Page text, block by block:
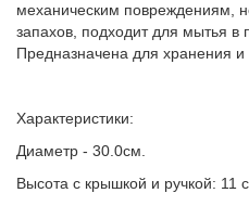
механическим повреждениям,
запахов, подходит для мытья
Предназначена для хранения и
Характеристики:
Диаметр - 30.0см.
Высота с крышкой и ручкой: 11